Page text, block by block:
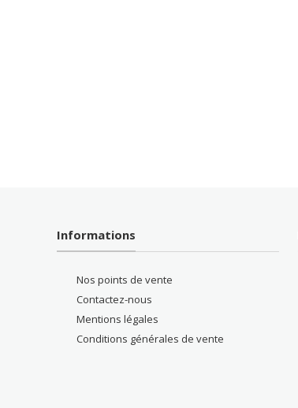
Informations
Nos points de vente
Contactez-nous
Mentions légales
Conditions générales de vente